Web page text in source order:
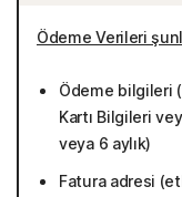
Ödeme Verileri
Ödeme bilgileri
Kartı Bilgileri
veya 6 aylık)
Fatura adresi